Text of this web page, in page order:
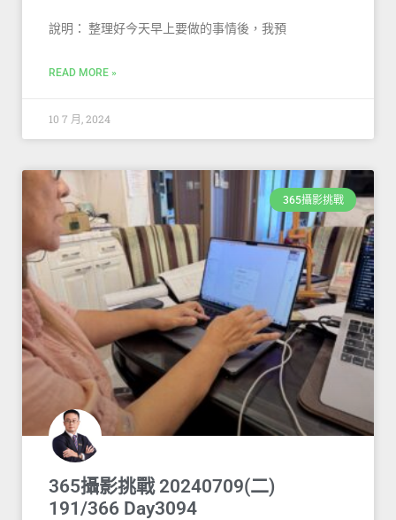
說明： 整理好今天早上要做的事情後，我預
READ MORE »
10 7 月, 2024
365攝影挑戰
365攝影挑戰 20240709(二)
191/366 Day3094